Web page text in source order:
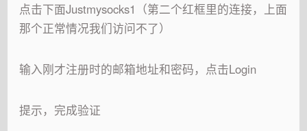
点击下面Justmysocks1（第二个红框里的连接，上面
那个正常情况我们访问不了）
输入刚才注册时的邮箱地址和密码，点击Login
提示，完成验证